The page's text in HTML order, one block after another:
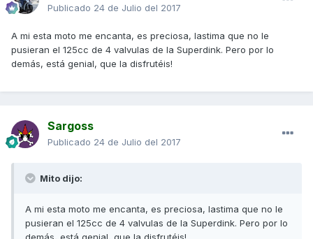
Publicado 24 de Julio del 2017
A mi esta moto me encanta, es preciosa, lastima que no le
pusieran el 125cc de 4 valvulas de la Superdink. Pero por lo
demás, está genial, que la disfrutéis!
Sargoss
Publicado 24 de Julio del 2017
Mito dijo:
A mi esta moto me encanta, es preciosa, lastima que no le
pusieran el 125cc de 4 valvulas de la Superdink. Pero por lo